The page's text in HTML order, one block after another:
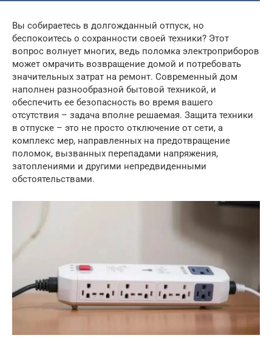
Вы собираетесь в долгожданный отпуск, но
беспокоитесь о сохранности своей техники? Этот
вопрос волнует многих, ведь поломка электроприборов
может омрачить возвращение домой и потребовать
значительных затрат на ремонт. Современный дом
наполнен разнообразной бытовой техникой, и
обеспечить ее безопасность во время вашего
отсутствия – задача вполне решаемая. Защита техники
в отпуске – это не просто отключение от сети, а
комплекс мер, направленных на предотвращение
поломок, вызванных перепадами напряжения,
затоплениями и другими непредвиденными
обстоятельствами.